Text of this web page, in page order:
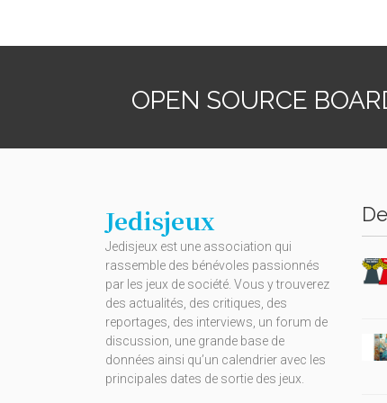
OPEN SOURCE
Jedisjeux
Jedisjeux est une association qui
rassemble des bénévoles passionnés
par les jeux de société. Vous y trouverez
des actualités, des critiques, des
reportages, des interviews, un forum de
discussion, une grande base de
données ainsi qu’un calendrier avec les
principales dates de sortie des jeux.